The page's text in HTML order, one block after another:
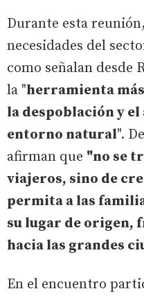
Durante esta
necesidades del
como señalan desde
la "herramienta
la despoblación y
entorno natural".
afirman que "no se
viajeros, sino de
permita a las
su lugar de origen,
hacia las grandes
En el encuentro